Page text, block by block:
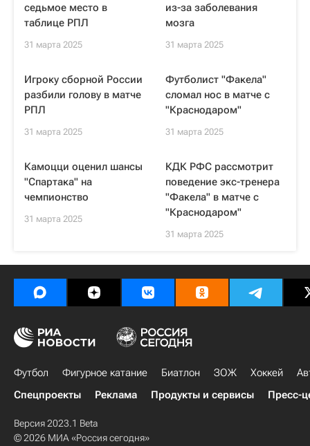
седьмое место в
таблице РПЛ
31 марта 2025
из-за заболевания
мозга
31 марта 2025
Игроку сборной России
разбили голову в матче
РПЛ
31 марта 2025
Футболист "Факела"
сломал нос в матче с
"Краснодаром"
31 марта 2025
Камоцци оценил шансы
"Спартака" на
чемпионство
31 марта 2025
КДК РФС рассмотрит
поведение экс-тренера
"Факела" в матче с
"Краснодаром"
31 марта 2025
Футбол Фигурное катание Биатлон ЗОЖ Хоккей
Спецпроекты
Реклама Продукты и сервисы Пресс-
Версия 2023.1 Beta
© 2026 МИА «Россия сегодня»